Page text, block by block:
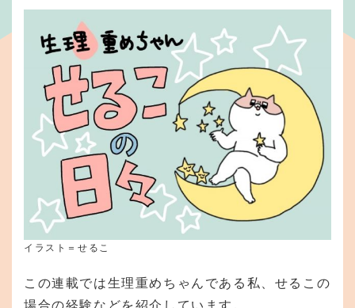
イラスト＝せるこ
この連載では生理重めちゃんである私、せるこの
場合の経験などを紹介しています。